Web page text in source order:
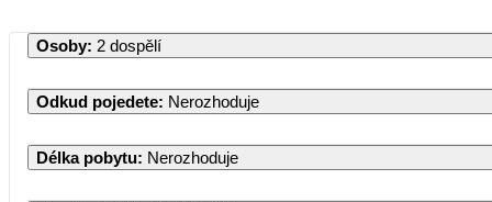
Osoby: 2 dospělí
Odkud pojedete: Nerozhoduje
Délka pobytu: Nerozhoduje